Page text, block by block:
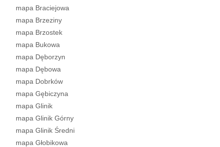
mapa Braciejowa
mapa Brzeziny
mapa Brzostek
mapa Bukowa
mapa Dęborzyn
mapa Dębowa
mapa Dobrków
mapa Gębiczyna
mapa Glinik
mapa Glinik Górny
mapa Glinik Średni
mapa Głobikowa